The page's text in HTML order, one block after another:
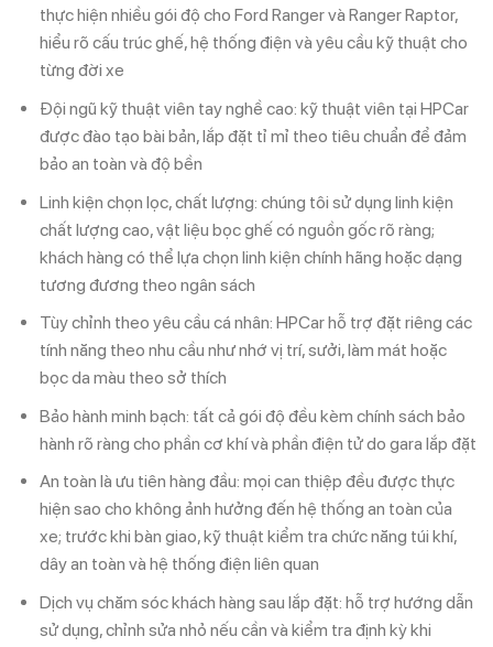
thực hiện nhiều gói độ cho Ford Ranger và Ranger Raptor,
hiểu rõ cấu trúc ghế, hệ thống điện và yêu cầu kỹ thuật cho
từng đời xe
Đội ngũ kỹ thuật viên tay nghề cao: kỹ thuật viên tại HPCar
được đào tạo bài bản, lắp đặt tỉ mỉ theo tiêu chuẩn để đảm
bảo an toàn và độ bền
Linh kiện chọn lọc, chất lượng: chúng tôi sử dụng linh kiện
chất lượng cao, vật liệu bọc ghế có nguồn gốc rõ ràng;
khách hàng có thể lựa chọn linh kiện chính hãng hoặc dạng
tương đương theo ngân sách
Tùy chỉnh theo yêu cầu cá nhân: HPCar hỗ trợ đặt riêng các
tính năng theo nhu cầu như nhớ vị trí, sưởi, làm mát hoặc
bọc da màu theo sở thích
Bảo hành minh bạch: tất cả gói độ đều kèm chính sách bảo
hành rõ ràng cho phần cơ khí và phần điện tử do gara lắp đặt
An toàn là ưu tiên hàng đầu: mọi can thiệp đều được thực
hiện sao cho không ảnh hưởng đến hệ thống an toàn của
xe; trước khi bàn giao, kỹ thuật kiểm tra chức năng túi khí,
dây an toàn và hệ thống điện liên quan
Dịch vụ chăm sóc khách hàng sau lắp đặt: hỗ trợ hướng dẫn
sử dụng, chỉnh sửa nhỏ nếu cần và kiểm tra định kỳ khi